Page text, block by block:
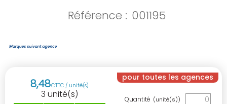
Référence : 001195
8,48€TTC / unité(s)
3 unité(s)
pour toutes les agences
Quantité (unité(s))